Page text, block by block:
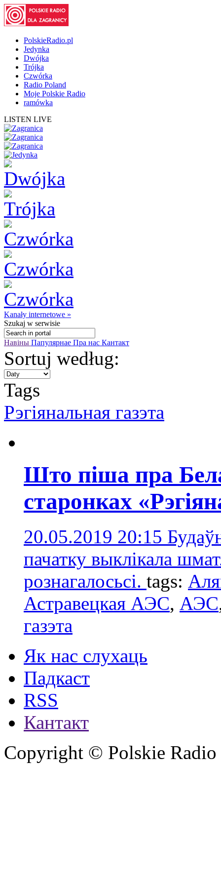
PolskieRadio.pl
Jedynka
Dwójka
Trójka
Czwórka
Radio Poland
Moje Polskie Radio
ramówka
LISTEN LIVE
Kanały internetowe »
Szukaj w serwisie
Навіны Папулярнае Пра нас Кантакт
Sortuj według:
Tags
Рэгіянальная газэта
Што піша пра
старонках
20.05.2019 20:15
пачатку выклікала
рознагалосьсі. tags:
Астравецкая АЭС, АЭС
газэта
Як нас слухаць
Падкаст
RSS
Кантакт
Copyright © Polskie